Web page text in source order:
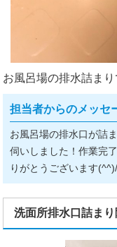
お風呂場の排水詰ま
担当者からのメッセ
お風呂場の排水口が詰
伺いしました！作業完
りがとうございます(^^)/
洗面所排水口詰まり